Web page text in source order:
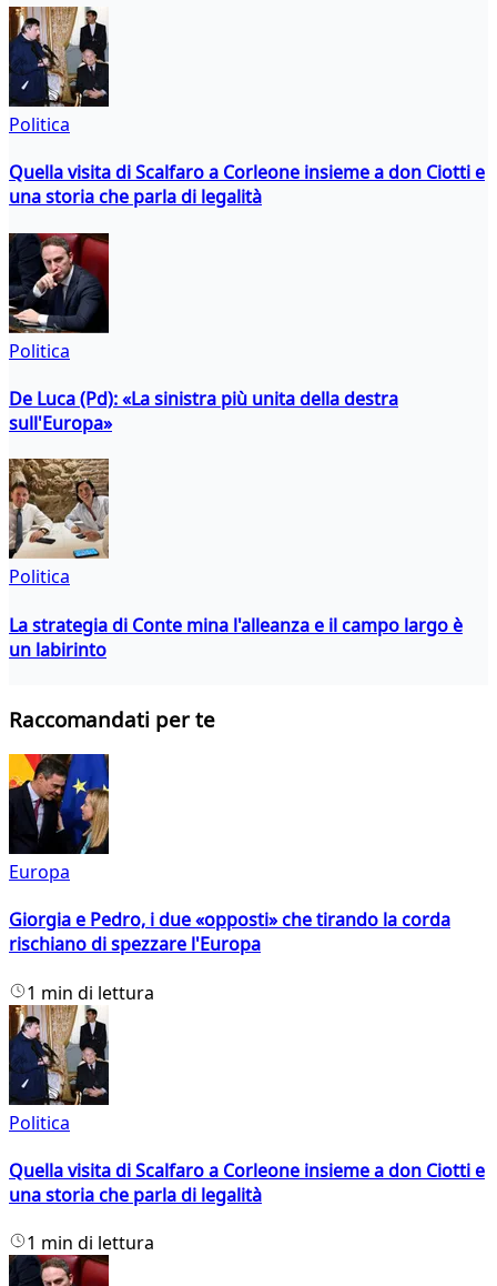
Politica
Quella visita di Scalfaro a Corleone insieme a don Ciotti e
una storia che parla di legalità
Politica
De Luca (Pd): «La sinistra più unita della destra
sull'Europa»
Politica
La strategia di Conte mina l'alleanza e il campo largo è
un labirinto
Raccomandati per te
Europa
Giorgia e Pedro, i due «opposti» che tirando la corda
rischiano di spezzare l'Europa
1 min di lettura
Politica
Quella visita di Scalfaro a Corleone insieme a don Ciotti e
una storia che parla di legalità
1 min di lettura